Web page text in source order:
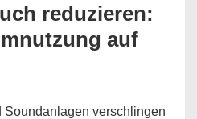
reduzieren:
auf
Soundanlagen verschlingen